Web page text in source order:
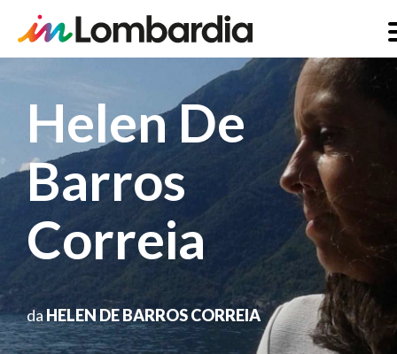
contenuto
principale
Helen De
Barros
Correia
daHELEN DE BARROS CORREIA